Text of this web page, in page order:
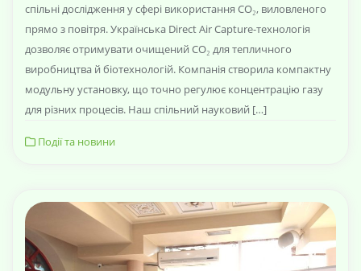
спільні дослідження у сфері використання СО₂, виловленого
прямо з повітря. Українська Direct Air Capture-технологія
дозволяє отримувати очищений CO₂ для тепличного
виробництва й біотехнологій. Компанія створила компактну
модульну установку, що точно регулює концентрацію газу
для різних процесів. Наш спільний науковий […]
Події та новини